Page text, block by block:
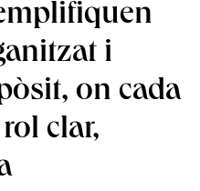
i
on cada
clar,